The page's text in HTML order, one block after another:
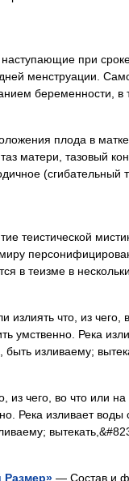
при
менструации.
беременности, в
плода в
матери, тазовый
(сгибательный
теистической
в теизме в
что, из чего,
умственно. Река
быть изливаему;
из чего, во что или
Река изливает воды
Размер» — Состав и